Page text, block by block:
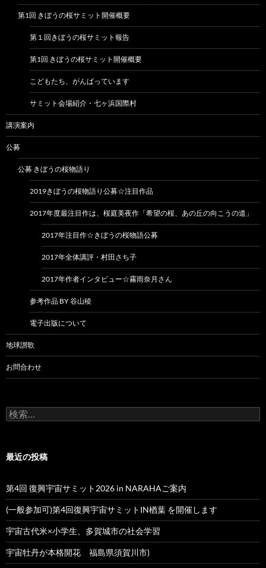
第1回 きぼうの桜サミット開催概要
第１回きぼうの桜サミット報告
第1回 きぼうの桜サミット開催概要
こどもたち、がんばっています
サミット会場紹介・七ヶ浜国際村
講演案内
公募
公募 きぼうの桜物語り
2019きぼうの桜物語り公募☆注目作品
2017年度最注目作は、桜庭美夜作「希望の桜、あの丘の向こうの道」
2017年注目作☆きぼうの桜物語公募
2017年全体講評・村田さち子
2017年作者インタビュー☆霧雨奈月さん
参考作品 BY 谷山稜
電子出版について
地球讃歌
お問合わせ
検
索:
最近の投稿
第4回 復興宇宙サミット2026 in NARAHAご案内
(一般参加可)第4回復興宇宙サミットIN楢葉 を開催します
宇宙古代米×小学生、多賀城市の社会学習
宇宙牡丹が本格開花 福島県須賀川市)